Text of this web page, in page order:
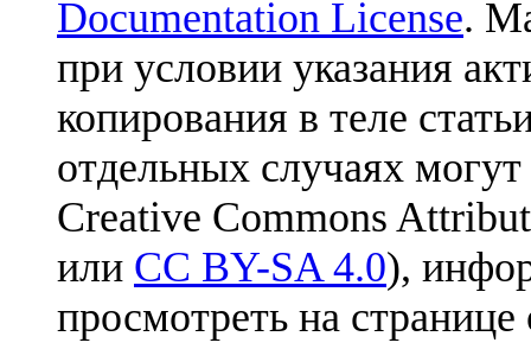
Documentation License.
при условии указания
копирования в теле
отдельных случаях
Creative Commons
или CC BY-SA 4.0),
просмотреть на